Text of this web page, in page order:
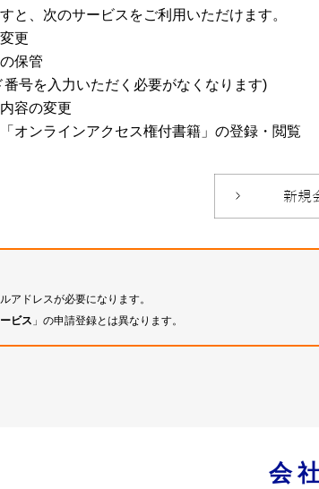
と、次のサービスをご利用いただけます。
更
保管
号を入力いただく必要がなくなります)
容の変更
オンラインアクセス権付書籍」の登録・閲覧
アドレスが必要になります。
ビス 」の申請登録とは異なります。
会